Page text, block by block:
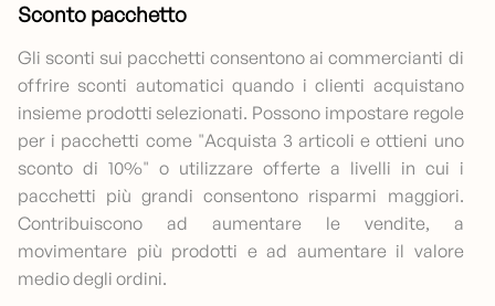
Sconto pacchetto
Gli sconti sui pacchetti consentono ai commercianti di
offrire sconti automatici quando i clienti acquistano
insieme prodotti selezionati. Possono impostare regole
per i pacchetti come "Acquista 3 articoli e ottieni uno
sconto di 10%" o utilizzare offerte a livelli in cui i
pacchetti più grandi consentono risparmi maggiori.
Contribuiscono ad aumentare le vendite, a
movimentare più prodotti e ad aumentare il valore
medio degli ordini.